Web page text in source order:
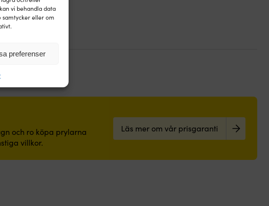
vi behandla data
samtycker eller om
preferenser
och ro köpa prylarna
villkor.
Läs mer om vår prisgaranti